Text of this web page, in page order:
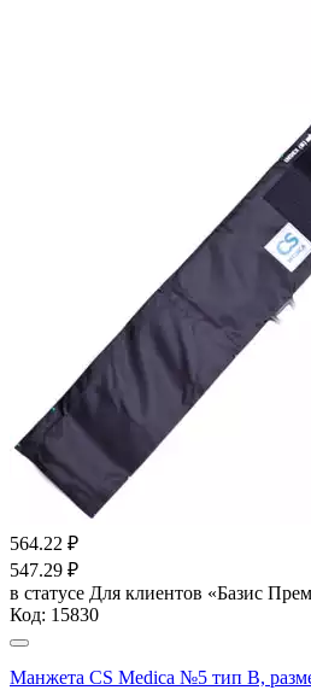
564.22 ₽
547.29 ₽
в статусе Для клиентов «Базис
Код: 15830
Манжета CS Medica №5 тип B,